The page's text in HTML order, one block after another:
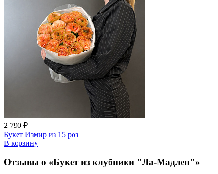
2 790 ₽
Букет Измир из 15 роз
В корзину
Отзывы о «Букет из клубники "Ла-Мадлен"»